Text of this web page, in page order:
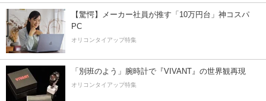
【驚愕】メーカー社員が推す「10万円台」神コスパ
PC
オリコンタイアップ特集
「別班のよう」腕時計で『VIVANT』の世界観再現
オリコンタイアップ特集